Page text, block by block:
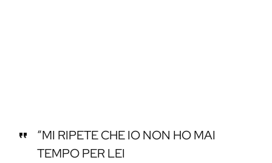
“MI RIPETE CHE IO NON HO MAI
TEMPO PER LEI